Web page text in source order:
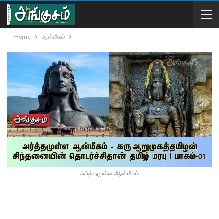
Home ஆன்மீகம்
அா்த்தமுள்ள ஆன்மீகம்